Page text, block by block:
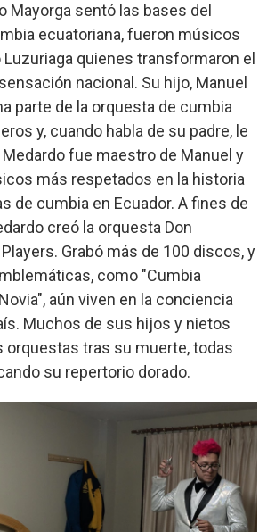
Mayorga sentó las bases del
ecuatoriana, fueron músicos
quienes transformaron el
nacional. Su hijo, Manuel
parte de la orquesta de cumbia
y, cuando habla de su padre, le
fue maestro de Manuel y
más respetados en la historia
de cumbia en Ecuador. A fines de
creó la orquesta Don
Grabó más de 100 discos, y
como "Cumbia
aún viven en la conciencia
Muchos de sus hijos y nietos
orquestas tras su muerte, todas
su repertorio dorado.